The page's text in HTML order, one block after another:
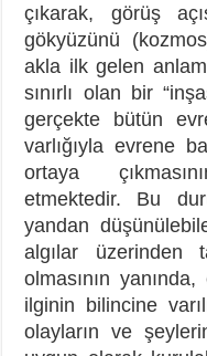
çıkarak, görüş
gökyüzünü
akla ilk gelen
sınırlı olan bir
gerçekte bütün
varlığıyla evrene
ortaya
etmektedir. Bu
yandan
algılar üzerinden
olmasının
ilginin bilincine
olayların ve